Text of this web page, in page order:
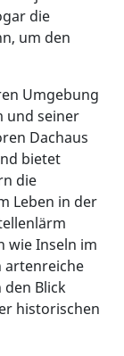
die
um den
Umgebung
und seiner
Dachaus
bietet
die
Leben in der
wie Inseln im
artenreiche
Blick
historischen